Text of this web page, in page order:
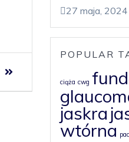
27 maja, 2024
POPULAR
ciąża cwg
jaskra
wtórna